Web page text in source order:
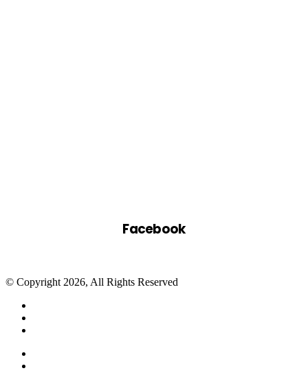
Facebook
© Copyright 2026, All Rights Reserved
Facebook
Twitter
WhatsApp
Telegram
Close